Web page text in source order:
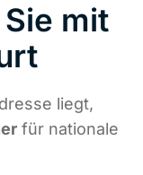
mit
liegt,
für nationale